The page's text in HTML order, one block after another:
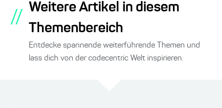
//
Weitere Artikel in diesem
Themenbereich
Entdecke spannende weiterführende Themen und
lass dich von der codecentric Welt inspirieren.